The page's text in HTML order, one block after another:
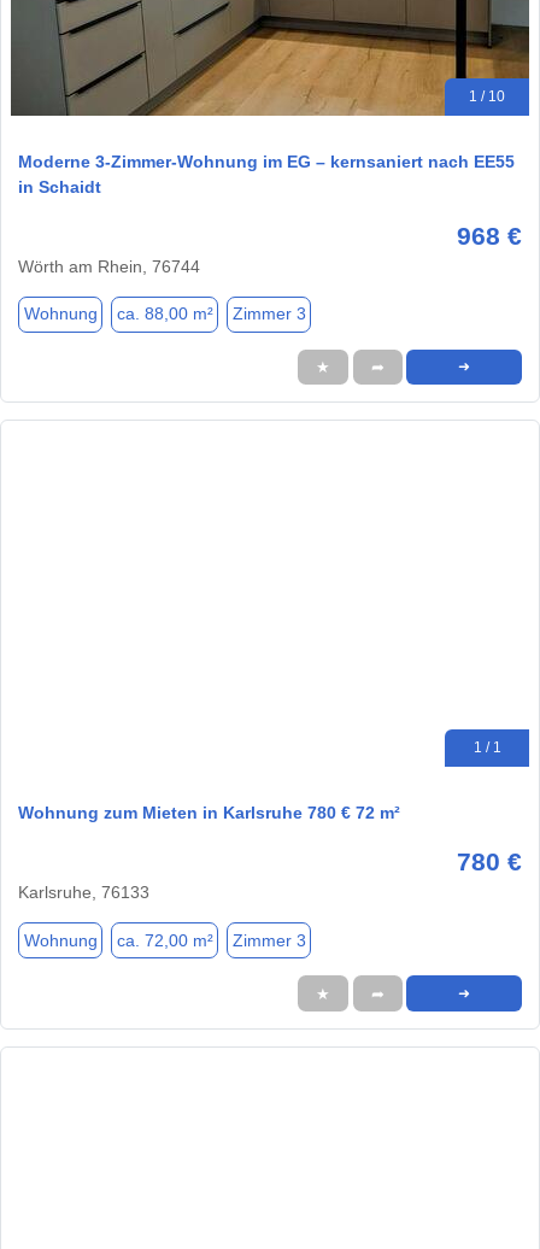
1 / 10
Moderne 3-Zimmer-Wohnung im EG – kernsaniert nach EE55
in Schaidt
968 €
Wörth am Rhein, 76744
Wohnung ca. 88,00 m² Zimmer 3
★ ➦ ➜
1 / 1
Wohnung zum Mieten in Karlsruhe 780 € 72 m²
780 €
Karlsruhe, 76133
Wohnung ca. 72,00 m² Zimmer 3
★ ➦ ➜